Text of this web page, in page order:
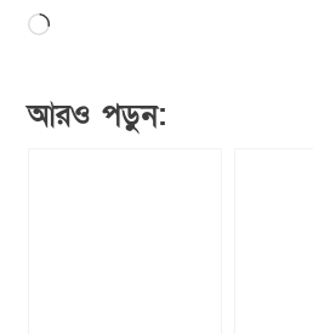
Loading…
আরও পড়ুন: